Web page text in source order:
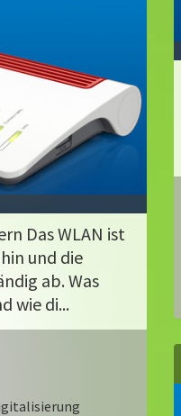
Das WLAN ist
und die
ab. Was
wie di...